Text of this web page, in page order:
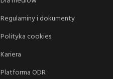
Regulaminy i dokumenty
Polityka cookies
Kariera
Platforma ODR